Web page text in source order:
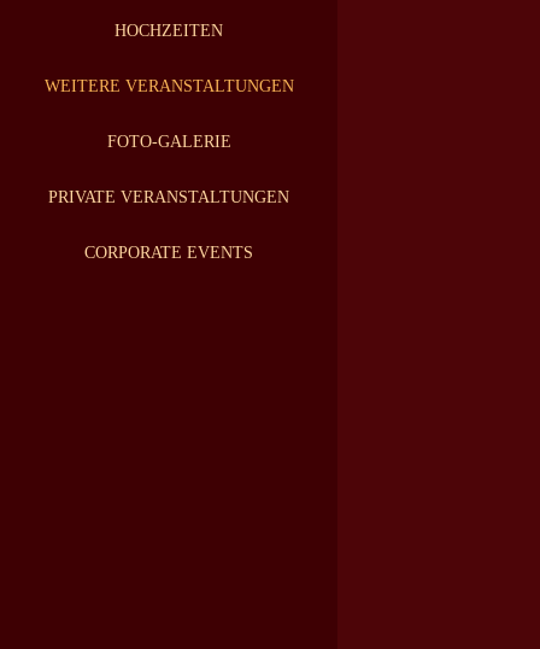
HOCHZEITEN
WEITERE VERANSTALTUNGEN
FOTO-GALERIE
PRIVATE VERANSTALTUNGEN
CORPORATE EVENTS